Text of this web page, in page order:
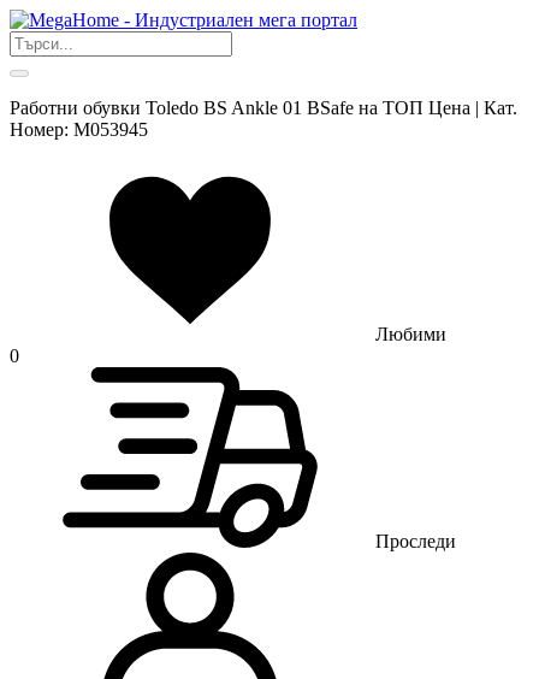
Работни обувки Toledo BS Ankle 01 BSafe на ТОП Цена | Кат.
Номер: M053945
Любими
0
Проследи